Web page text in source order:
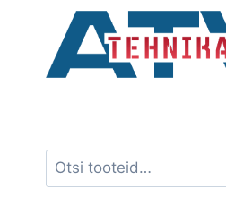
content
Otsi: